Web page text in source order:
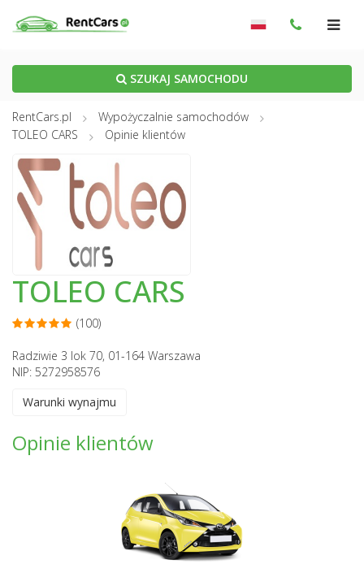
SZUKAJ SAMOCHODU
RentCars.pl
Wypożyczalnie samochodów
TOLEO CARS
Opinie klientów
TOLEO CARS
(100)
Radziwie 3 lok 70, 01-164 Warszawa
NIP: 5272958576
Warunki wynajmu
Opinie klientów